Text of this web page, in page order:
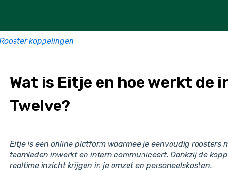
Rooster koppelingen
Wat is Eitje en hoe werkt de
Twelve?
Eitje is een online platform waarmee je eenvoudig roosters
teamleden inwerkt en intern communiceert. Dankzij de
realtime inzicht krijgen in je omzet en personeelskosten.